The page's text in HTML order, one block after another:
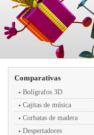
Comparativas
Bolígrafos 3D
Cajitas de música
Corbatas de madera
Despertadores